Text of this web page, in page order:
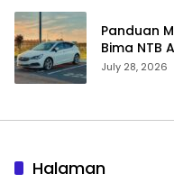
Panduan
Bima NTB
July 28, 2026
Halaman